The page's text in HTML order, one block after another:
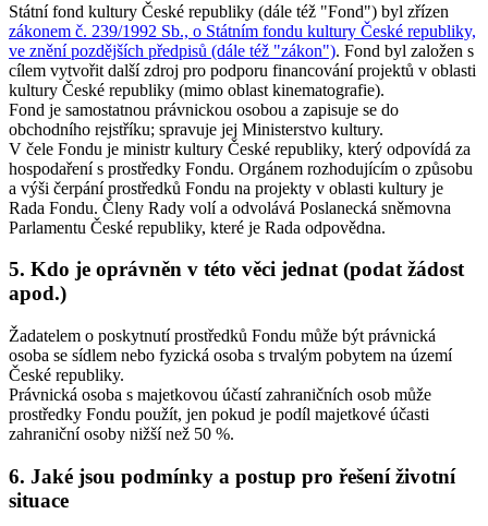
Státní fond kultury České republiky (dále též "Fond") byl zřízen
zákonem č. 239/1992 Sb., o Státním fondu kultury České republiky,
ve znění pozdějších předpisů (dále též "zákon"). Fond byl založen s
cílem vytvořit další zdroj pro podporu financování projektů v oblasti
kultury České republiky (mimo oblast kinematografie).
Fond je samostatnou právnickou osobou a zapisuje se do
obchodního rejstříku; spravuje jej Ministerstvo kultury.
V čele Fondu je ministr kultury České republiky, který odpovídá za
hospodaření s prostředky Fondu. Orgánem rozhodujícím o způsobu
a výši čerpání prostředků Fondu na projekty v oblasti kultury je
Rada Fondu. Členy Rady volí a odvolává Poslanecká sněmovna
Parlamentu České republiky, které je Rada odpovědna.
5. Kdo je oprávněn v této věci jednat (podat žádost
apod.)
Žadatelem o poskytnutí prostředků Fondu může být právnická
osoba se sídlem nebo fyzická osoba s trvalým pobytem na území
České republiky.
Právnická osoba s majetkovou účastí zahraničních osob může
prostředky Fondu použít, jen pokud je podíl majetkové účasti
zahraniční osoby nižší než 50 %.
6. Jaké jsou podmínky a postup pro řešení životní
situace